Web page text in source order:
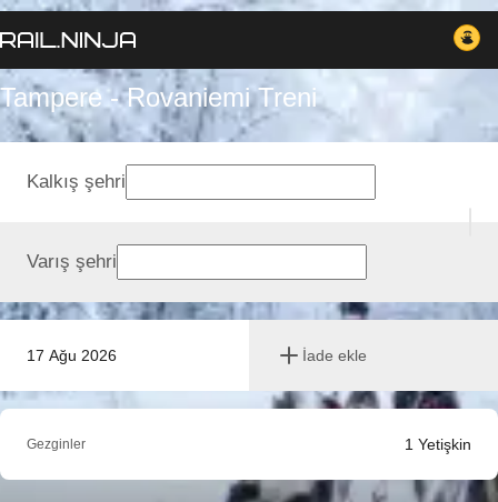
Tampere - Rovaniemi Treni
17 Ağu 2026 İade ekle
Kalkış şehri
Varış şehri
Gezginler 1 Yetişkin